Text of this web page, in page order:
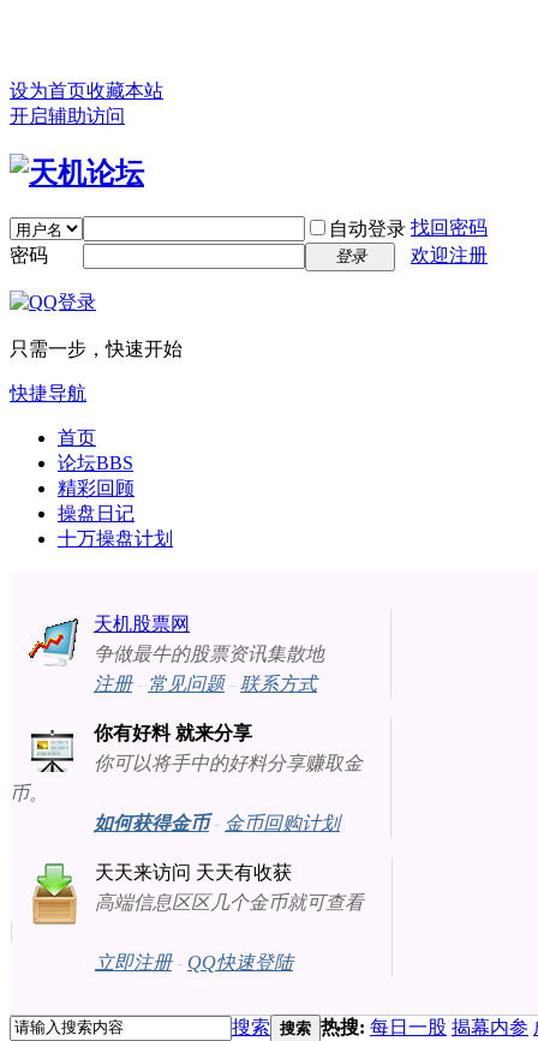
设为首页收藏本站
开启辅助访问
自动登录 找回密码
密码
登录 欢迎注册
只需一步，快速开始
快捷导航
首页
论坛BBS
精彩回顾
操盘日记
十万操盘计划
天机股票网
争做最牛的股票资讯集散地
注册- 常见问题- 联系方式
你有好料 就来分享
你可以将手中的好料分享赚取金
币。
如何获得金币- 金币回购计划
天天来访问 天天有收获
高端信息区区几个金币就可查看
立即注册- QQ快速登陆
搜索 搜索 热搜: 每日一股 揭幕内参